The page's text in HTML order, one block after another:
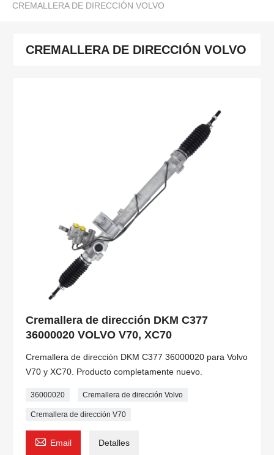
CREMALLERA DE DIRECCIÓN VOLVO
CREMALLERA DE DIRECCIÓN VOLVO
Cremallera de dirección DKM C377
36000020 VOLVO V70, XC70
Cremallera de dirección DKM C377 36000020 para Volvo
V70 y XC70. Producto completamente nuevo.
36000020 Cremallera de dirección Volvo
Cremallera de dirección V70
 Email Detalles